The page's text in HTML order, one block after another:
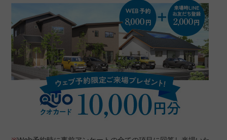
その他
その他の場合ご記入ください
■問４.問３の中で来場しようと思われた 1 番の決め手の媒体は
何ですか?１つお答えください。